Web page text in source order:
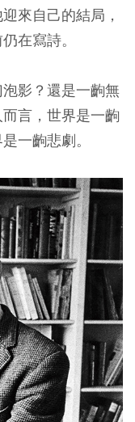
來自己的結局，
在寫詩。
影？還是一齣無
而言，世界是一齣
一齣悲劇。